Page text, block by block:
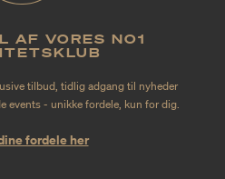
AF VORES NO1
tilbud, tidlig adgang til nyheder
events - unikke fordele, kun for dig.
fordele her